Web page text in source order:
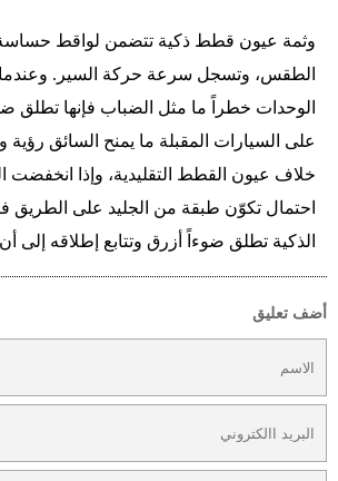
وثمة عيون قطط ذكية تتضمن لواقط
الطقس، وتسجل سرعة حركة السير. وعندما
الوحدات خطراً ما مثل الضباب فإنها تطلق
على السيارات المقبلة ما يمنح السائق
خلاف عيون القطط التقليدية، وإذا انخفضت
احتمال تكوّن طبقة من الجليد على الطريق
الذكية تطلق ضوءاً أزرق وتتابع إطلاقه إلى
أضف تعليق